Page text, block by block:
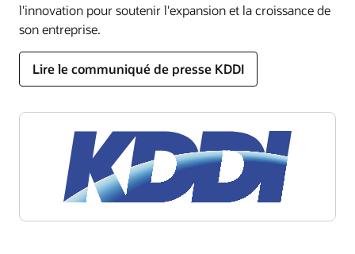
l'innovation pour soutenir l'expansion et la croissance de
son entreprise.
Lire le communiqué de presse KDDI